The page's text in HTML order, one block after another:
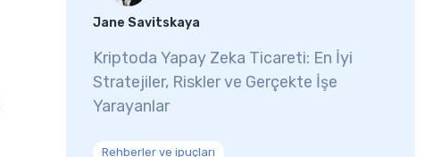
Jane Savitskaya
Kriptoda Yapay Zeka Ticareti: En İyi
Stratejiler, Riskler ve Gerçekte İşe
Yarayanlar
Rehberler ve ipuçları